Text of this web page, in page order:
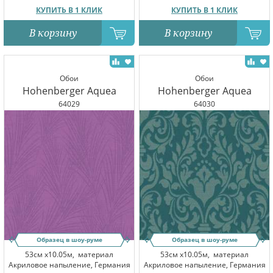
КУПИТЬ В 1 КЛИК
В корзину
КУПИТЬ В 1 КЛИК
В корзину
Обои
Hohenberger Aquea
64029
Образец в шоу-руме
53см x10.05м, материал
Акриловое напыление, Германия
Обои
Hohenberger Aquea
64030
Образец в шоу-руме
53см x10.05м, материал
Акриловое напыление, Германия